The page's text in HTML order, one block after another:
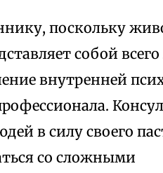
поскольку
собой
внутренней
в силу своего
со сложными